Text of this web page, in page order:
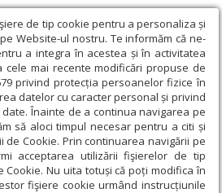
de tip cookie pentru a personaliza și
Website-ul nostru. Te informăm că ne-
a integra în acestea și în activitatea
cele mai recente modificări propuse de
privind protecția persoanelor fizice în
datelor cu caracter personal și privind
Înainte de a continua navigarea pe
să aloci timpul necesar pentru a citi și
de Cookie. Prin continuarea navigării pe
acceptarea utilizării fişierelor de tip
Cookie. Nu uita totuși că poți modifica în
fişiere cookie urmând instrucțiunile